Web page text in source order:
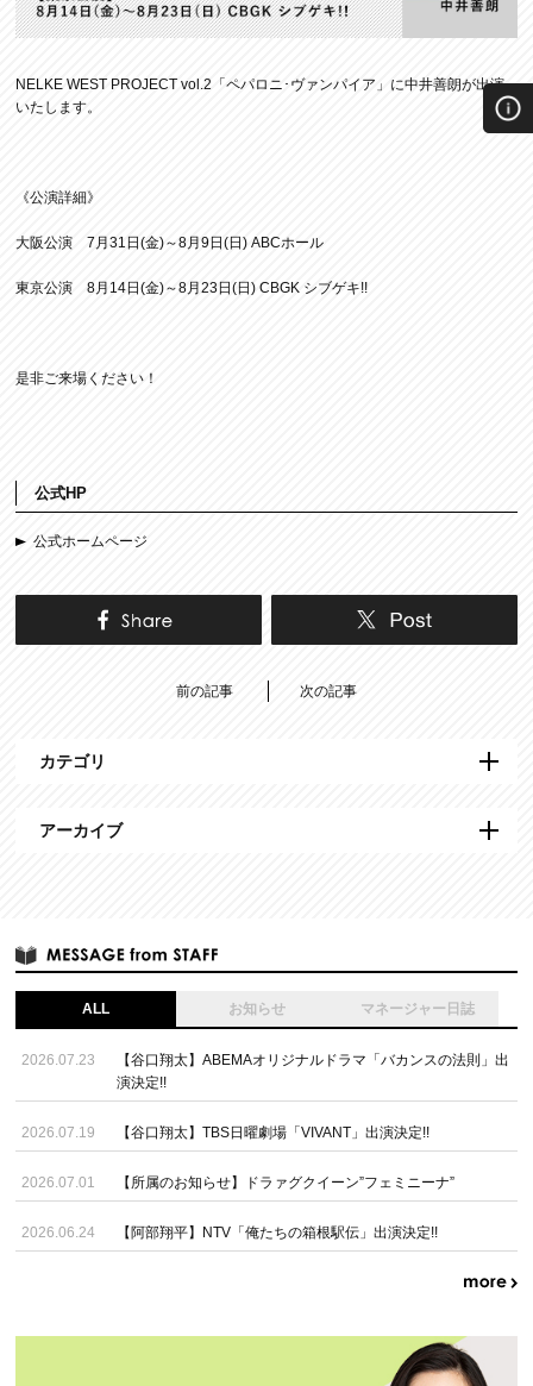
NELKE WEST PROJECT vol.2「ペパロニ･ヴァンパイア」に中井善朗が出演
いたします。
《公演詳細》
大阪公演 7月31日(金)～8月9日(日) ABCホール
東京公演 8月14日(金)～8月23日(日) CBGK シブゲキ!!
是非ご来場ください！
公式HP
公式ホームページ
前の記事 次の記事
カテゴリ
アーカイブ
ALL お知らせ マネージャー日誌
2026.07.23
【谷口翔太】ABEMAオリジナルドラマ「バカンスの法則」出
演決定!!
2026.07.19 【谷口翔太】TBS日曜劇場「VIVANT」出演決定!!
2026.07.01 【所属のお知らせ】ドラァグクイーン”フェミニーナ”
2026.06.24 【阿部翔平】NTV「俺たちの箱根駅伝」出演決定!!